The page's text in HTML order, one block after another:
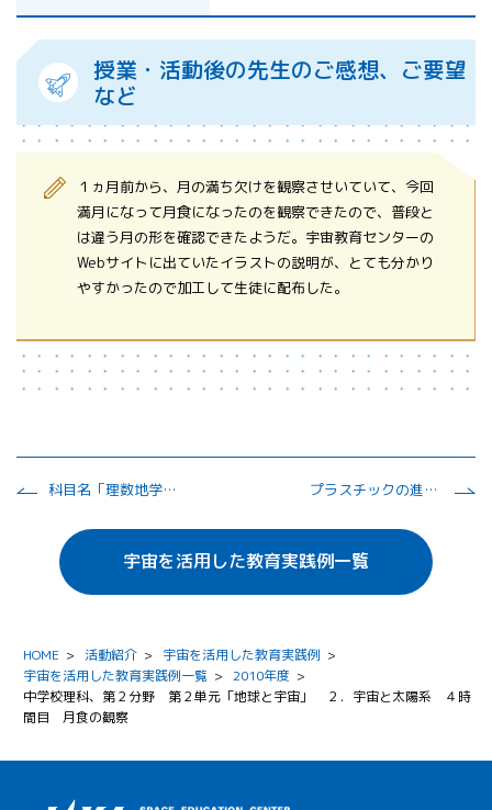
授業・活動後の先生のご感想、ご要望
など
１ヵ月前から、月の満ち欠けを観察させいていて、今回
満月になって月食になったのを観察できたので、普段と
は違う月の形を確認できたようだ。宇宙教育センターの
Webサイトに出ていたイラストの説明が、とても分かり
やすかったので加工して生徒に配布した。
科目名「理数地学」、単元名「太陽系の惑星」「宇宙の誕生」 プラスチックの進化と宇宙開発
宇宙を活用した教育実践例一覧
HOME > 活動紹介 > 宇宙を活用した教育実践例 >
宇宙を活用した教育実践例一覧 > 2010年度 >
中学校理科、第２分野 第２単元「地球と宇宙」 ２．宇宙と太陽系 ４時
間目 月食の観察